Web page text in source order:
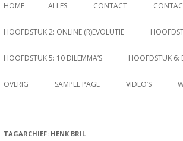
HOME ALLES CONTACT
HOOFDSTUK 2: ONLINE (R)EVOLUTIE
HOOFDSTUK 5: 10 DILEMMA’S HOOFDSTUK 6:
OVERIG SAMPLE PAGE VIDEO’S
TAGARCHIEF: HENK BRIL